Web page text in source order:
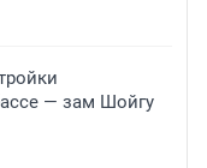
— зам Шойгу